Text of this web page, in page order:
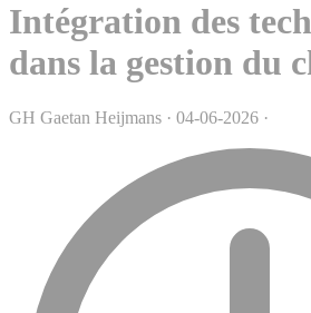
Intégration des
dans la gestion du
GH Gaetan Heijmans · 04-06-2026 ·